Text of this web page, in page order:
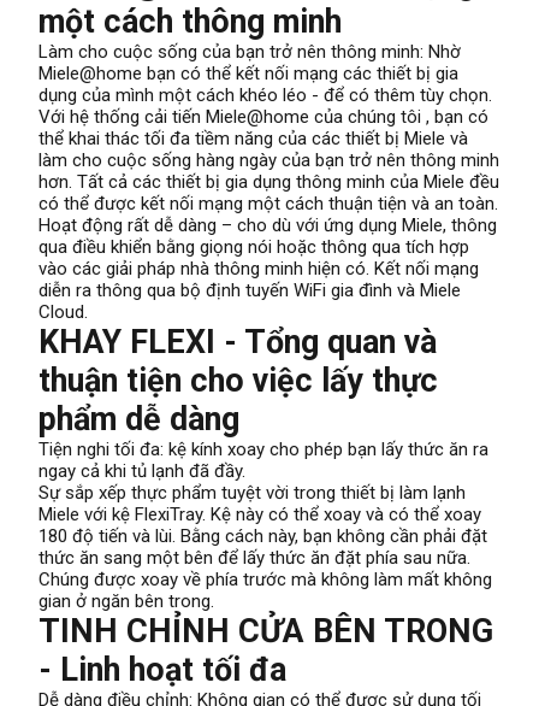
một cách thông minh
Làm cho cuộc sống của bạn trở nên thông minh: Nhờ
Miele@home bạn có thể kết nối mạng các thiết bị gia
dụng của mình một cách khéo léo - để có thêm tùy chọn.
Với hệ thống cải tiến Miele@home của chúng tôi , bạn có
thể khai thác tối đa tiềm năng của các thiết bị Miele và
làm cho cuộc sống hàng ngày của bạn trở nên thông minh
hơn. Tất cả các thiết bị gia dụng thông minh của Miele đều
có thể được kết nối mạng một cách thuận tiện và an toàn.
Hoạt động rất dễ dàng – cho dù với ứng dụng Miele, thông
qua điều khiển bằng giọng nói hoặc thông qua tích hợp
vào các giải pháp nhà thông minh hiện có. Kết nối mạng
diễn ra thông qua bộ định tuyến WiFi gia đình và Miele
Cloud.
KHAY FLEXI - Tổng quan và
thuận tiện cho việc lấy thực
phẩm dễ dàng
Tiện nghi tối đa: kệ kính xoay cho phép bạn lấy thức ăn ra
ngay cả khi tủ lạnh đã đầy.
Sự sắp xếp thực phẩm tuyệt vời trong thiết bị làm lạnh
Miele với kệ FlexiTray. Kệ này có thể xoay và có thể xoay
180 độ tiến và lùi. Bằng cách này, bạn không cần phải đặt
thức ăn sang một bên để lấy thức ăn đặt phía sau nữa.
Chúng được xoay về phía trước mà không làm mất không
gian ở ngăn bên trong.
TINH CHỈNH CỬA BÊN TRONG
- Linh hoạt tối đa
Dễ dàng điều chỉnh: Không gian có thể được sử dụng tối